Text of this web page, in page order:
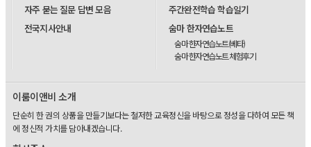
자주 묻는 질문 답변 모음
전국지사안내
주간완전학습 학습일기
숨마 한자연습노트
숨마 한자연습노트(베타)
숨마 한자연습노트 체험후기
이룸이앤비 소개
단순히 한 권의 상품을 만들기보다는 철저한 교육정신을 바탕으로 정성을 다하여 모든 책
에 정신적 가치를 담아내겠습니다.